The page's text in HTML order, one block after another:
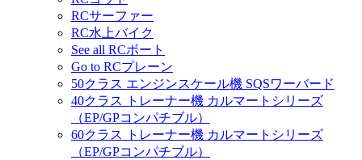
RCサーファー
RC水上バイク
See all RCボート
Go to RCプレーン
50クラス エンジンスケール機 SQSワーバード
40クラス トレーナー機 カルマートシリーズ
（EP/GPコンパチブル）
60クラス トレーナー機 カルマートシリーズ
（EP/GPコンパチブル）